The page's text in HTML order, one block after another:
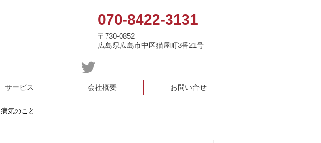
070-8422-3131
〒730-0852
広島県広島市中区猫屋町3番21号
サービス 会社概要 お問い合せ
病気のこと